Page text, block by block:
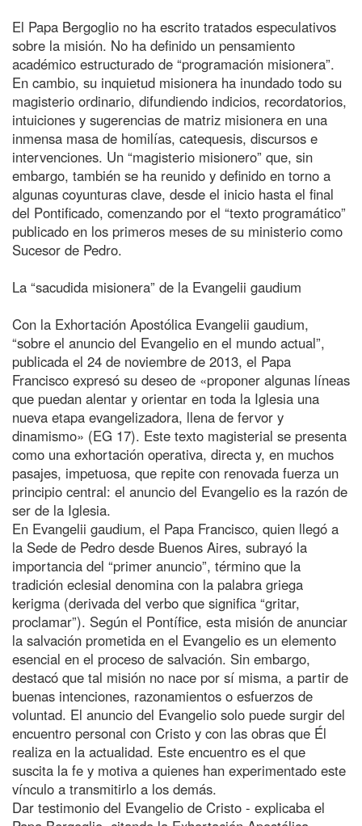
El Papa Bergoglio no ha escrito tratados especulativos
sobre la misión. No ha definido un pensamiento
académico estructurado de “programación misionera”.
En cambio, su inquietud misionera ha inundado todo su
magisterio ordinario, difundiendo indicios, recordatorios,
intuiciones y sugerencias de matriz misionera en una
inmensa masa de homilías, catequesis, discursos e
intervenciones. Un “magisterio misionero” que, sin
embargo, también se ha reunido y definido en torno a
algunas coyunturas clave, desde el inicio hasta el final
del Pontificado, comenzando por el “texto programático”
publicado en los primeros meses de su ministerio como
Sucesor de Pedro.
La “sacudida misionera” de la Evangelii gaudium
Con la Exhortación Apostólica Evangelii gaudium,
“sobre el anuncio del Evangelio en el mundo actual”,
publicada el 24 de noviembre de 2013, el Papa
Francisco expresó su deseo de «proponer algunas líneas
que puedan alentar y orientar en toda la Iglesia una
nueva etapa evangelizadora, llena de fervor y
dinamismo» (EG 17). Este texto magisterial se presenta
como una exhortación operativa, directa y, en muchos
pasajes, impetuosa, que repite con renovada fuerza un
principio central: el anuncio del Evangelio es la razón de
ser de la Iglesia.
En Evangelii gaudium, el Papa Francisco, quien llegó a
la Sede de Pedro desde Buenos Aires, subrayó la
importancia del “primer anuncio”, término que la
tradición eclesial denomina con la palabra griega
kerigma (derivada del verbo que significa “gritar,
proclamar”). Según el Pontífice, esta misión de anunciar
la salvación prometida en el Evangelio es un elemento
esencial en el proceso de salvación. Sin embargo,
destacó que tal misión no nace por sí misma, a partir de
buenas intenciones, razonamientos o esfuerzos de
voluntad. El anuncio del Evangelio solo puede surgir del
encuentro personal con Cristo y con las obras que Él
realiza en la actualidad. Este encuentro es el que
suscita la fe y motiva a quienes han experimentado este
vínculo a transmitirlo a los demás.
Dar testimonio del Evangelio de Cristo - explicaba el